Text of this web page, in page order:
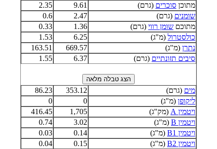
מתוכן סוכרים (גרם) 9.61
2.35
שומנים (גרם) 2.47
0.6
מתוכם שומן רווי (גרם) 1.36
0.33
כולסטרול (מ"ג) 6.25
1.53
נתרן (מ"ג) 669.57
163.51
סיבים תזונתיים (גרם) 6.37
1.55
מים (גרם) 353.12
86.23
ליקופן (מ"ג) 0
0
ויטמין A
(מק"ג) 1,705
416.45
ויטמין B
(מ"ג) 3.02
0.74
ויטמין B1
(מ"ג) 0.14
0.03
ויטמין B2
(מ"ג) 0.15
0.04